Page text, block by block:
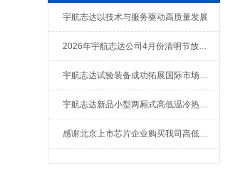
宇航志达以技术与服务驱动高质量发展
2026年宇航志达公司4月份清明节放假通知
宇航志达试验装备成功拓展国际市场出口肯尼亚
宇航志达新品小型两厢式高低温冷热冲击试验箱
感谢北京上市芯片企业购买我司高低温冲击热流仪